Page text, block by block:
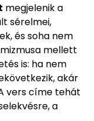
megjelenik a
sérelmei,
és soha nem
mellett
is: ha nem
akár
vers címe tehát
a